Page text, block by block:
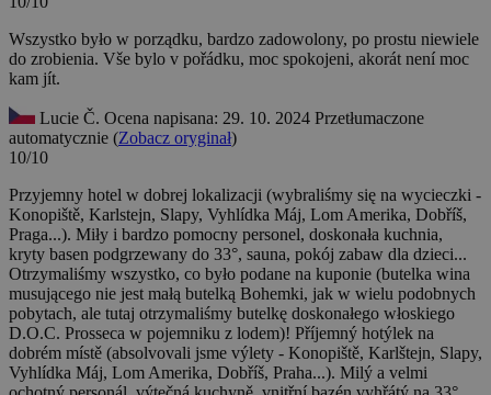
Wszystko było w porządku, bardzo zadowolony, po prostu niewiele
do zrobienia. Vše bylo v pořádku, moc spokojeni, akorát není moc
kam jít.
Lucie Č. Ocena napisana: 29. 10. 2024 Przetłumaczone
automatycznie (Zobacz oryginał)
10/10
Przyjemny hotel w dobrej lokalizacji (wybraliśmy się na wycieczki -
Konopiště, Karlstejn, Slapy, Vyhlídka Máj, Lom Amerika, Dobříš,
Praga...). Miły i bardzo pomocny personel, doskonała kuchnia,
kryty basen podgrzewany do 33°, sauna, pokój zabaw dla dzieci...
Otrzymaliśmy wszystko, co było podane na kuponie (butelka wina
musującego nie jest małą butelką Bohemki, jak w wielu podobnych
pobytach, ale tutaj otrzymaliśmy butelkę doskonałego włoskiego
D.O.C. Prosseca w pojemniku z lodem)! Příjemný hotýlek na
dobrém místě (absolvovali jsme výlety - Konopiště, Karlštejn, Slapy,
Vyhlídka Máj, Lom Amerika, Dobříš, Praha...). Milý a velmi